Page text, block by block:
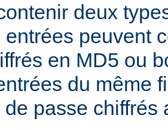
deux
entrées peuvent
en MD5 ou
du même
de passe chiffrés